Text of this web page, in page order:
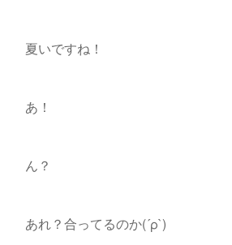
夏いですね！
あ！
ん？
あれ？合ってるのか(´ρ`)